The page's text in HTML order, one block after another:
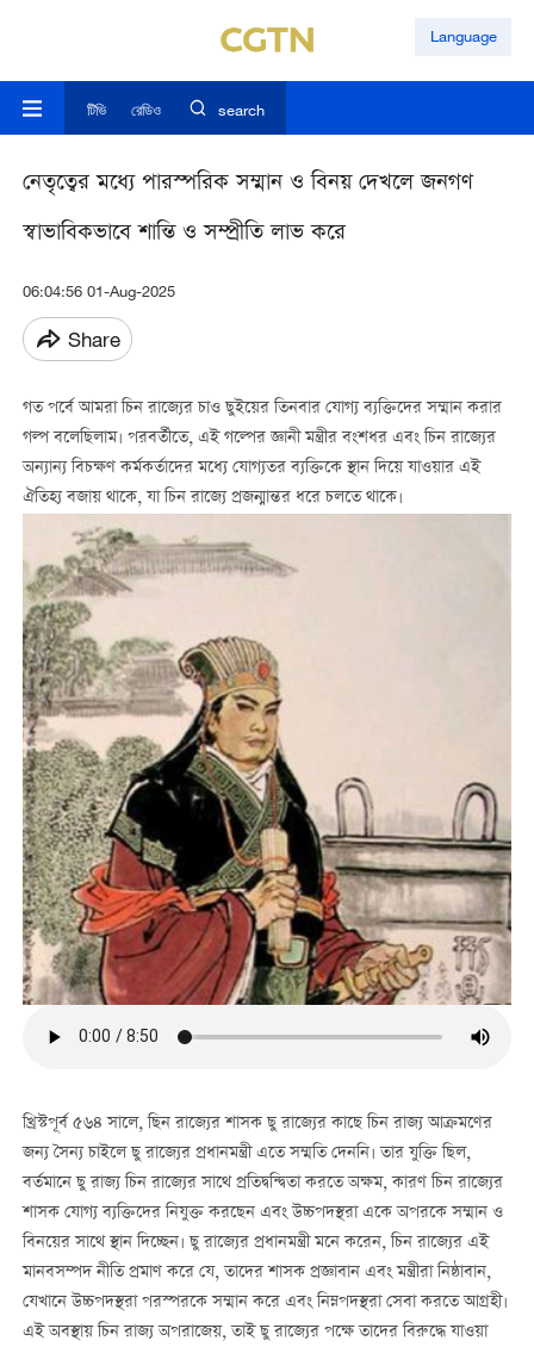
Language
টিভি রেডিও search
নেতৃত্বের মধ্যে পারস্পরিক সম্মান ও বিনয় দেখলে জনগণ
স্বাভাবিকভাবে শান্তি ও সম্প্রীতি লাভ করে
06:04:56 01-Aug-2025
Share
গত পর্বে আমরা চিন রাজ্যের চাও ছুইয়ের তিনবার যোগ্য ব্যক্তিদের সম্মান করার
গল্প বলেছিলাম। পরবর্তীতে, এই গল্পের জ্ঞানী মন্ত্রীর বংশধর এবং চিন রাজ্যের
অন্যান্য বিচক্ষণ কর্মকর্তাদের মধ্যে যোগ্যতর ব্যক্তিকে স্থান দিয়ে যাওয়ার এই
ঐতিহ্য বজায় থাকে, যা চিন রাজ্যে প্রজন্মান্তর ধরে চলতে থাকে।
খ্রিস্টপূর্ব ৫৬৪ সালে, ছিন রাজ্যের শাসক ছু রাজ্যের কাছে চিন রাজ্য আক্রমণের
জন্য সৈন্য চাইলে ছু রাজ্যের প্রধানমন্ত্রী এতে সম্মতি দেননি। তার যুক্তি ছিল,
বর্তমানে ছু রাজ্য চিন রাজ্যের সাথে প্রতিদ্বন্দ্বিতা করতে অক্ষম, কারণ চিন রাজ্যের
শাসক যোগ্য ব্যক্তিদের নিযুক্ত করছেন এবং উচ্চপদস্থরা একে অপরকে সম্মান ও
বিনয়ের সাথে স্থান দিচ্ছেন। ছু রাজ্যের প্রধানমন্ত্রী মনে করেন, চিন রাজ্যের এই
মানবসম্পদ নীতি প্রমাণ করে যে, তাদের শাসক প্রজ্ঞাবান এবং মন্ত্রীরা নিষ্ঠাবান,
যেখানে উচ্চপদস্থরা পরস্পরকে সম্মান করে এবং নিম্নপদস্থরা সেবা করতে আগ্রহী।
এই অবস্থায় চিন রাজ্য অপরাজেয়, তাই ছু রাজ্যের পক্ষে তাদের বিরুদ্ধে যাওয়া